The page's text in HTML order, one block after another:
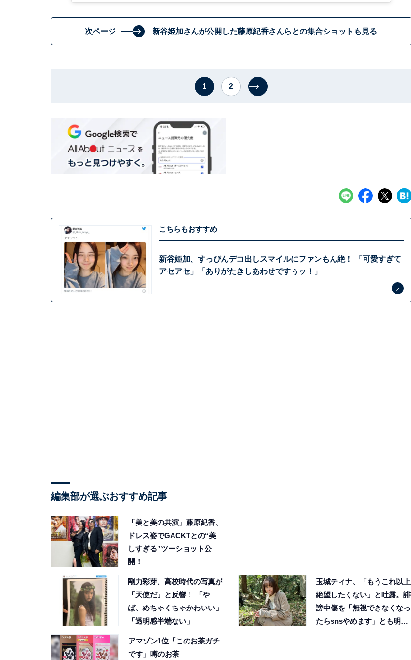
次ページ 新谷姫加さんが公開した藤原紀香さんらとの集合ショットも見る
1 2
こちらもおすすめ
新谷姫加、すっぴんデコ出しスマイルにファンもん絶！ 「可愛すぎて
アセアセ」「ありがたきしあわせですぅッ！」
編集部が選ぶおすすめ記事
「美と美の共演」藤原紀香、
ドレス姿でGACKTとの“美
しすぎる”ツーショット公
開！
剛力彩芽、高校時代の写真が
「天使だ」と反響！ 「や
ば、めちゃくちゃかわいい」
「透明感半端ない」
玉城ティナ、「もうこれ以上
絶望したくない」と吐露。誹
謗中傷を「無視できなくなっ
たらsnsやめます」とも明か
アマゾン1位「このお茶ガチ
です」噂のお茶